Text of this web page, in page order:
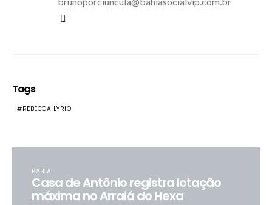
Tags
REBECCA LYRIO
BAHIA
Casa de Antônio registra lotação
máxima no Arraiá do Hexa